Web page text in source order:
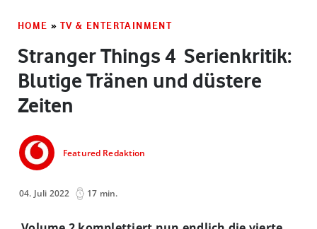
HOME » TV & ENTERTAINMENT
Stranger Things 4 ­ Serienkritik:
Blutige Tränen und düstere
Zeiten
Featured Redaktion
04. Juli 2022 17 min.